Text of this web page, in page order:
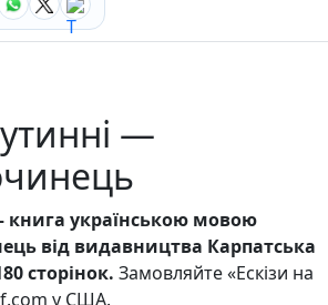
наліпками
читати
для першого читання
читання (6+)
для читання 10+
та Аплікації
книги
та пізнавальні книги
Україну
—
книга українською мовою
від видавництва Карпатська
сторінок. Замовляйте «Ескізи на
у США.